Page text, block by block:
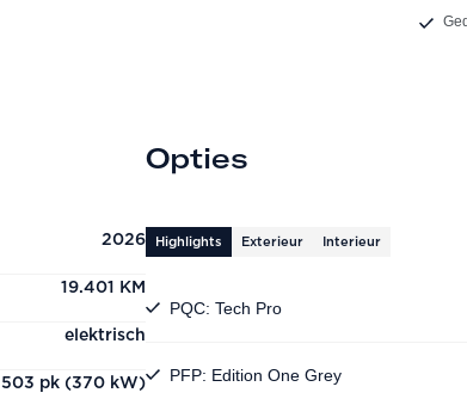
2026
19.401 KM
elektrisch
503 pk (370 kW)
Opties
Highlights Exterieur Interieur
PQC: Tech Pro
PFP: Edition One Grey